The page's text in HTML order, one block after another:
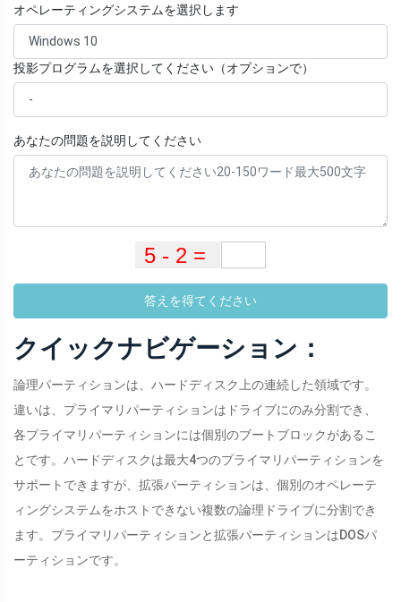
オペレーティングシステムを選択します
投影プログラムを選択してください（オプションで）
あなたの問題を説明してください
答えを得てください
クイックナビゲーション：
論理パーティションは、ハードディスク上の連続した領域です。
違いは、プライマリパーティションはドライブにのみ分割でき、
各プライマリパーティションには個別のブートブロックがあるこ
とです。ハードディスクは最大4つのプライマリパーティションを
サポートできますが、拡張パーティションは、個別のオペレーテ
ィングシステムをホストできない複数の論理ドライブに分割でき
ます。プライマリパーティションと拡張パーティションはDOSパ
ーティションです。